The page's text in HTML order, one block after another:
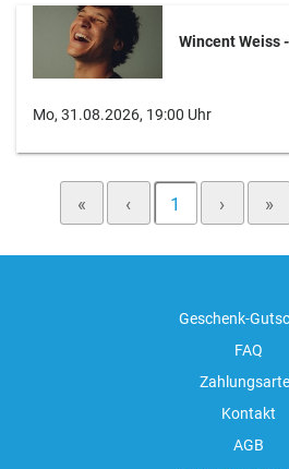
Wincent Weiss
Mo, 31.08.2026, 19:00 Uhr
« ‹ 1 › »
Geschenk-
FAQ
Kontakt
AGB